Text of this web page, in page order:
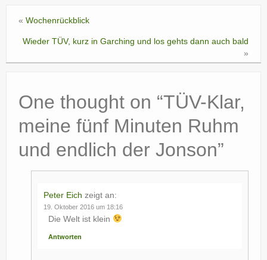
« Wochenrückblick
Wieder TÜV, kurz in Garching und los gehts dann auch bald
»
One thought on “TÜV-Klar,
meine fünf Minuten Ruhm
und endlich der Jonson”
Peter Eich zeigt an:
19. Oktober 2016 um 18:16
Die Welt ist klein
Antworten